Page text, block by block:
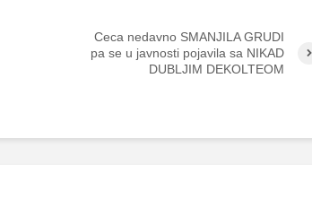
Ceca nedavno SMANJILA GRUDI
pa se u javnosti pojavila sa NIKAD
DUBLJIM DEKOLTEOM